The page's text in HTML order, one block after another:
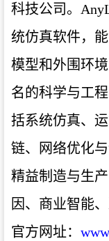
科技公司。
统仿真软件，
模型和外围环
名的科学与工
括系统仿真、
链、网络优化
精益制造与生
因、商业智能
官方网址：